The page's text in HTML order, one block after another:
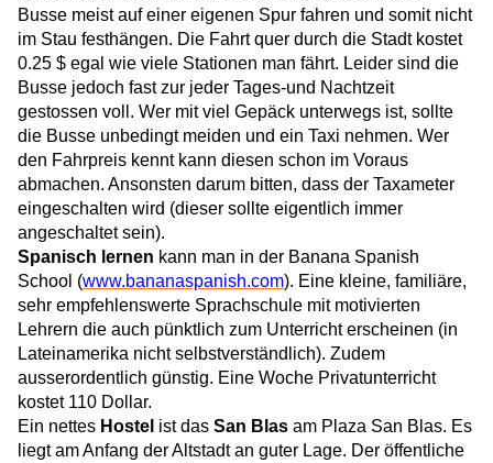
Busse meist auf einer eigenen Spur fahren und somit nicht
im Stau festhängen. Die Fahrt quer durch die Stadt kostet
0.25 $ egal wie viele Stationen man fährt. Leider sind die
Busse jedoch fast zur jeder Tages-und Nachtzeit
gestossen voll. Wer mit viel Gepäck unterwegs ist, sollte
die Busse unbedingt meiden und ein Taxi nehmen. Wer
den Fahrpreis kennt kann diesen schon im Voraus
abmachen. Ansonsten darum bitten, dass der Taxameter
eingeschalten wird (dieser sollte eigentlich immer
angeschaltet sein).
Spanisch lernen kann man in der Banana Spanish
School (www.bananaspanish.com). Eine kleine, familiäre,
sehr empfehlenswerte Sprachschule mit motivierten
Lehrern die auch pünktlich zum Unterricht erscheinen (in
Lateinamerika nicht selbstverständlich). Zudem
ausserordentlich günstig. Eine Woche Privatunterricht
kostet 110 Dollar.
Ein nettes Hostel ist das San Blas am Plaza San Blas. Es
liegt am Anfang der Altstadt an guter Lage. Der öffentliche